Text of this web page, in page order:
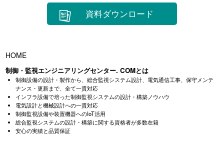
資料ダウンロード
HOME
制御・監視エンジニアリングセンター. COMとは
制御設備の設計・製作から、総合監視システム設計、電気通信工事、保守メンテ
ナンス・更新まで、全て一貫対応
インフラ設備で培った制御監視システムの設計・構築ノウハウ
電気設計と機械設計への一貫対応
制御監視設備や装置機器へのIoT活用
総合監視システムの設計・構築に関する資格者が多数在籍
安心の実績と品質保証